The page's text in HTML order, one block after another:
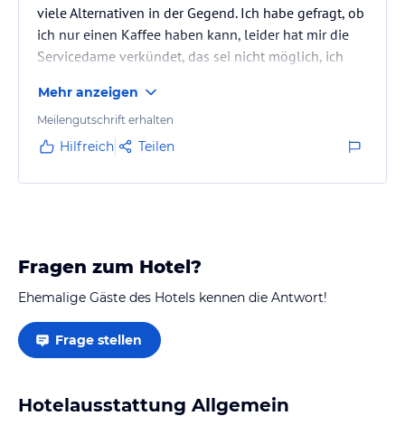
viele Alternativen in der Gegend. Ich habe gefragt, ob
ich nur einen Kaffee haben kann, leider hat mir die
Servicedame verkündet, das sei nicht möglich, ich
auch kostenfrei sein, da es momentan nichts da in
der Gegend ist, und es handelt sich nicht um eine
Stadtmitte. Ich denke, so wird teilweise der günstige
groß und komfortabel. Es war sauber und angenehm
Mehr anzeigen
Meilengutschrift erhalten
Hilfreich Teilen
Fragen zum Hotel?
Ehemalige Gäste des Hotels kennen die Antwort!
Frage stellen
Hotelausstattung Allgemein